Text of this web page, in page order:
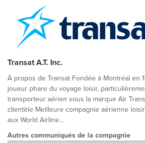
Transat A.T. Inc.
À propos de Transat Fondée à Montréal en
joueur phare du voyage loisir,
transporteur aérien sous la marque Air
clientèle Meilleure compagnie aérienne
aux World Airline...
Autres communiqués de la compagnie